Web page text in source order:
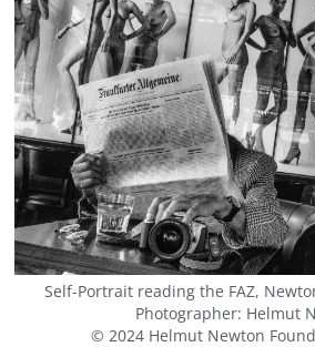
Self-Portrait reading the FAZ,
Photographer: Helmut
© 2024 Helmut Newton